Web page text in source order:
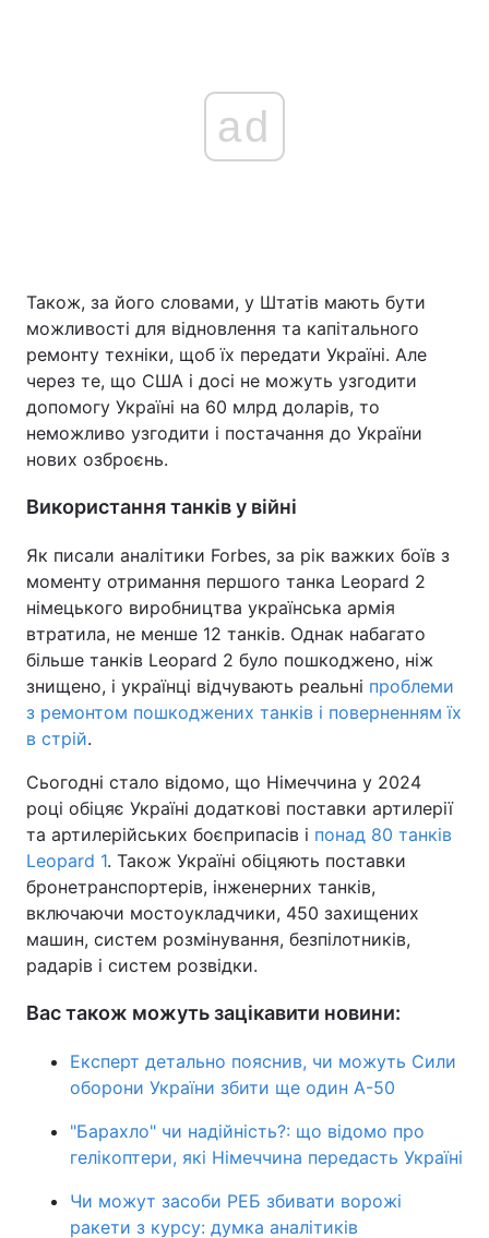
ad
Також, за його словами, у Штатів мають бути
можливості для відновлення та капітального
ремонту техніки, щоб їх передати Україні. Але
через те, що США і досі не можуть узгодити
допомогу Україні на 60 млрд доларів, то
неможливо узгодити і постачання до України
нових озброєнь.
Використання танків у війні
Як писали аналітики Forbes, за рік важких боїв з
моменту отримання першого танка Leopard 2
німецького виробництва українська армія
втратила, не менше 12 танків. Однак набагато
більше танків Leopard 2 було пошкоджено, ніж
знищено, і українці відчувають реальні проблеми
з ремонтом пошкоджених танків і поверненням їх
в стрій.
Сьогодні стало відомо, що Німеччина у 2024
році обіцяє Україні додаткові поставки артилерії
та артилерійських боєприпасів і понад 80 танків
Leopard 1. Також Україні обіцяють поставки
бронетранспортерів, інженерних танків,
включаючи мостоукладчики, 450 захищених
машин, систем розмінування, безпілотників,
радарів і систем розвідки.
Вас також можуть зацікавити новини:
Експерт детально пояснив, чи можуть Сили
оборони України збити ще один А-50
"Барахло" чи надійність?: що відомо про
гелікоптери, які Німеччина передасть Україні
Чи можут засоби РЕБ збивати ворожі
ракети з курсу: думка аналітиків